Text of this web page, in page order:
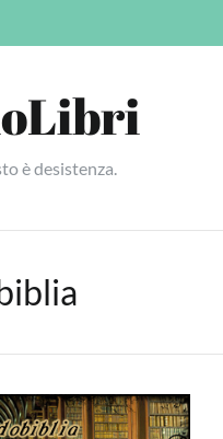
è desistenza.